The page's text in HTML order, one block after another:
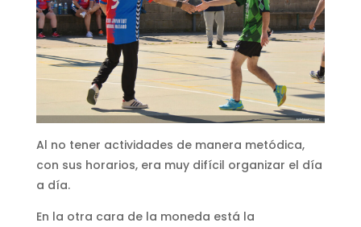
Al no tener actividades de manera metódica,
con sus horarios, era muy difícil organizar el día
a día.
En la otra cara de la moneda está la